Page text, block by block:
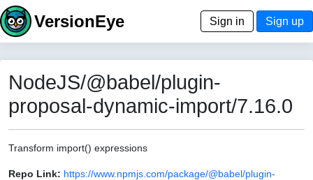
VersionEye Sign in Sign up
NodeJS/@babel/plugin-
proposal-dynamic-import/7.16.0
Transform import() expressions
Repo Link: https://www.npmjs.com/package/@babel/plugin-